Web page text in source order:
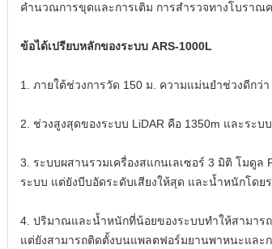
คำนวณการขุดและการเติม การสำรวจทางโบรา
ข้อได้เปรียบหลักของระบบ ARS-1000L
1. ภายใต้ช่วงการวัด 150 ม. ความแม่นยำช่วงดีกว่า
2. ช่วงสูงสุดของระบบ LiDAR คือ 1350m และร
3. ระบบผสานรวมเครื่องสแกนเลเซอร์ 3 มิติ โมดู
ระบบ แต่ยังบีบอัดระดับเสียงให้สุด และน้ำหนักโดยร
4. ปริมาณและน้ำหนักที่น้อยของระบบทำให้สามารถ
แต่ยังสามารถติดตั้งบนแพลตฟอร์มยานพาหนะและก